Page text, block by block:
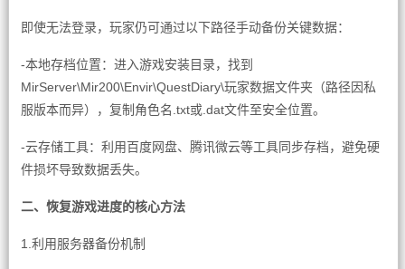
即使无法登录，玩家仍可通过以下路径手动备份关键数据：
-本地存档位置：进入游戏安装目录，找到
MirServer\Mir200\Envir\QuestDiary\玩家数据文件夹（路径因私
服版本而异），复制角色名.txt或.dat文件至安全位置。
-云存储工具：利用百度网盘、腾讯微云等工具同步存档，避免硬
件损坏导致数据丢失。
二、恢复游戏进度的核心方法
1.利用服务器备份机制